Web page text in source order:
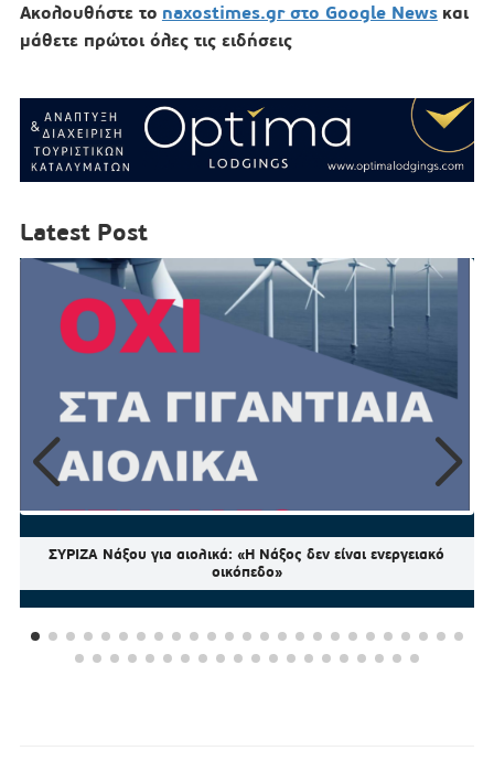
Ακολουθήστε το naxostimes.gr στο Google News και
μάθετε πρώτοι όλες τις ειδήσεις
Latest Post
ΣΥΡΙΖΑ Νάξου για αιολικά: «Η Νάξος δεν είναι ενεργειακό
οικόπεδο»